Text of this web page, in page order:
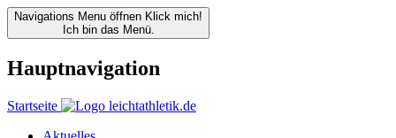
Navigations Menu öffnen Klick mich!
Ich bin das Menü.
Hauptnavigation
Startseite